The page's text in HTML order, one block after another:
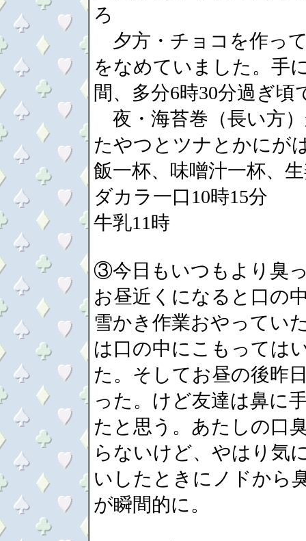
ろ
夕方・チョコを作っ
をなめていました。手
間、多分6時30分過ぎ頃
夜・海苔巻（長い方
たやつとツナとかにが
飯一杯、味噌汁一杯、
ダカラ一口10時15分
牛乳11時
③今日もいつもより臭
お昼近くになると口の
雪かき作業おやってい
は口の中にこもっては
た。そしてお昼の後昨
った。けど友達は鼻に
たと思う。あたしの口
らないけど、やはり気
いしたときにノドから
が瞬間的に。